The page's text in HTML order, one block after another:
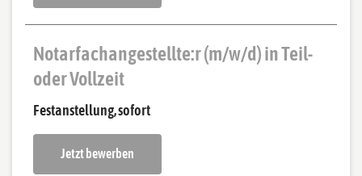
Notarfachangestellte:r (m/w/d) in Teil-
oder Vollzeit
Festanstellung, sofort
Jetzt bewerben